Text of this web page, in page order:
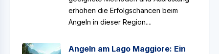
erhöhen die Erfolgschancen beim
Angeln in dieser Region....
Angeln am Lago Maggiore: Ein